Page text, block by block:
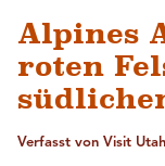
Alpines
roten
Verfasst von Visit Utah